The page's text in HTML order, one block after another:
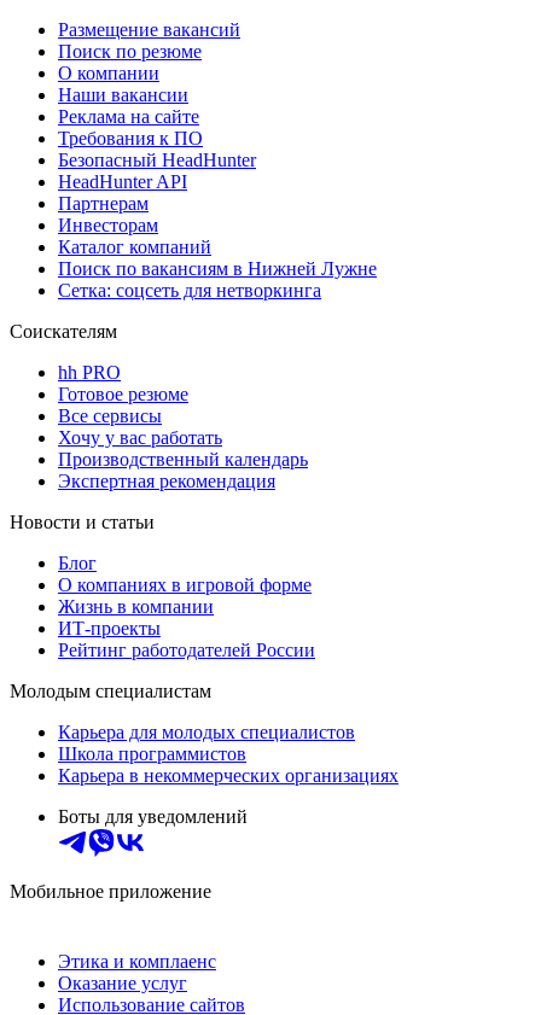
Размещение вакансий
Поиск по резюме
О компании
Наши вакансии
Реклама на сайте
Требования к ПО
Безопасный HeadHunter
HeadHunter API
Партнерам
Инвесторам
Каталог компаний
Поиск по вакансиям в Нижней Лужне
Сетка: соцсеть для нетворкинга
Соискателям
hh PRO
Готовое резюме
Все сервисы
Хочу у вас работать
Производственный календарь
Экспертная рекомендация
Новости и статьи
Блог
О компаниях в игровой форме
Жизнь в компании
ИТ-проекты
Рейтинг работодателей России
Молодым специалистам
Карьера для молодых специалистов
Школа программистов
Карьера в некоммерческих организациях
Боты для уведомлений
Мобильное приложение
Этика и комплаенс
Оказание услуг
Использование сайтов